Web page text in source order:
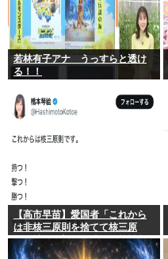
若林有子アナ うっすらと透け
る！！
【高市早苗】愛国者「これから
は非核三原則を捨てて核三原
則。持つ！撃つ！勝つ！核戦争
には慣れている、試してみる